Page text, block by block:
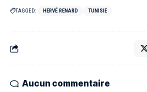
TAGGED: HERVÉ RENARD TUNISIE
Aucun commentaire